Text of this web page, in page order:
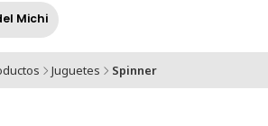
Michi
Juguetes Spinner